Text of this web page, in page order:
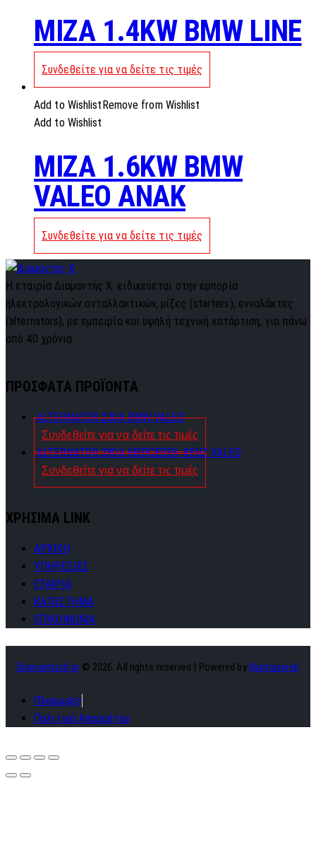
MIZA 1.4KW BMW LINE
Συνδεθείτε για να δείτε τις τιμές
Add to Wishlist Remove from Wishlist
Add to Wishlist
MIZA 1.6KW BMW
VALEO ANAK
Συνδεθείτε για να δείτε τις τιμές
Η εταιρία Διαμαντής Χ. ειδικεύεται στην εμπορία
ηλεκτρολογικών ανταλλακτικών, μίζες (starters), ενναλάκτες
(alternators), με εμπειρία και υψηλή τεχνική κατάρτιση, για πάνω
από 40 χρόνια.
ΠΡΟΣΦΑΤΑ ΠΡΟΪΟΝΤΑ
ALTERNATOR 220A BMW VALEO
Συνδεθείτε για να δείτε τις τιμές
ALTERNATOR 280A MERCEDES-BENZ VALEO
Συνδεθείτε για να δείτε τις τιμές
ΧΡΗΣΙΜΑ LINK
ΑΡΧΙΚΗ
ΥΠΗΡΕΣΙΕΣ
ΕΤΑΙΡΙΑ
ΚΑΤΑΣΤΗΜΑ
ΕΠΙΚΟΙΝΩΝΙΑ
Diamantisch.gr © 2026. All rights reserved | Powered by Nuntiusweb
Πληρωμές
Πολιτική Απορρήτου